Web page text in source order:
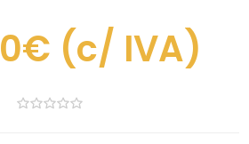
(c/ IVA)